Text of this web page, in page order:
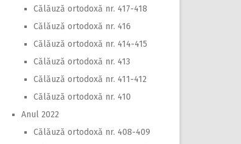
Călăuză ortodoxă nr. 417-418
Călăuză ortodoxă nr. 416
Călăuză ortodoxă nr. 414-415
Călăuză ortodoxă nr. 413
Călăuză ortodoxă nr. 411-412
Călăuză ortodoxă nr. 410
Anul 2022
Călăuză ortodoxă nr. 408-409